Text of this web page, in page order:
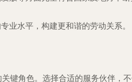
业水平，构建更和谐的劳动关系。
键角色。选择合适的服务伙伴，